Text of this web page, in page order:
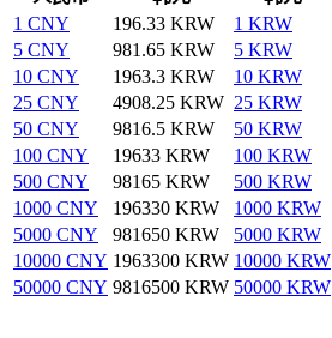
1 CNY
196.33 KRW 1 KRW
5 CNY
981.65 KRW 5 KRW
10 CNY
1963.3 KRW 10 KRW
25 CNY
4908.25 KRW 25 KRW
50 CNY
9816.5 KRW 50 KRW
100 CNY
19633 KRW 100 KRW
500 CNY
98165 KRW 500 KRW
1000 CNY
196330 KRW 1000 KRW
5000 CNY
981650 KRW 5000 KRW
10000 CNY 1963300 KRW 10000 KRW
50000 CNY 9816500 KRW 50000 KRW